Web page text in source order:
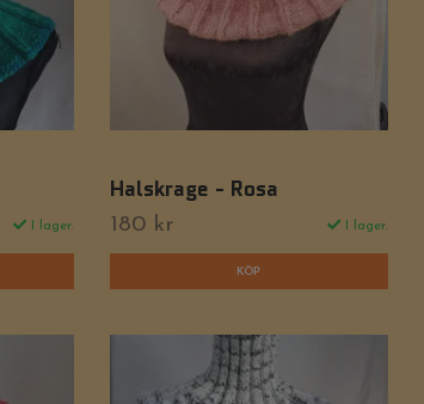
I lager.
Halskrage - Rosa
180 kr I lager.